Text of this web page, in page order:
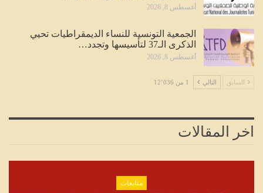
أغسطس 8, 2026
الجمعية التونسية للنساء الديمقراطيات تحيي
الذكرى الـ37 لتأسيسها وتجدد…
أغسطس 8, 2026
السابق التالي 1 من 12٬036
اخر المقالات
متابعات